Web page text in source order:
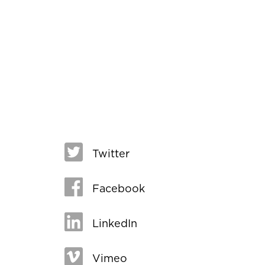
Twitter
Facebook
LinkedIn
Vimeo